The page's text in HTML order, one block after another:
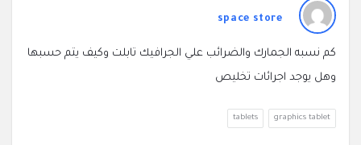
أسئلة
space store
كم نسبه الجمارك والضرائب علي الجرافيك تابلت وكيف يتم حسبها
وهل يوجد اجرائات تخليص
graphics tablet
tablets